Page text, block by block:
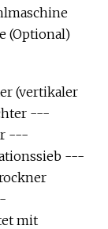
(Optional)
(vertikaler
---
---
---
mit